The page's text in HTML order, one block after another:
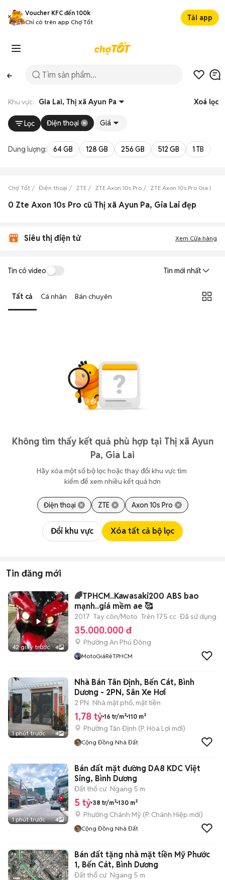
Voucher KFC đến 100k
Chỉ có trên app Chợ Tốt
Tải app
Khu vực: Gia Lai, Thị xã Ayun Pa Xoá lọc
Lọc Điện thoại Giá
Dung lượng: 64 GB 128 GB 256 GB 512 GB 1 TB
Chợ Tốt Điện thoại ZTE ZTE Axon 10s Pro ZTE Axon 10s Pro Gia Lai
0 Zte Axon 10s Pro cũ Thị xã Ayun Pa, Gia Lai đẹp
Siêu thị điện tử Xem Cửa hàng
Tin có video Tin mới nhất
Tất cả Cá nhân Bán chuyên
Không tìm thấy kết quả phù hợp tại Thị xã Ayun
Pa, Gia Lai
Hãy xóa một số bộ lọc hoặc thay đổi khu vực tìm
kiếm để xem nhiều kết quả hơn
Điện thoại ZTE Axon 10s Pro
Đổi khu vực Xóa tất cả bộ lọc
Tin đăng mới
42 giây trước 4
🌈TPHCM..Kawasaki200 ABS bao
mạnh..giá mềm ae 🥰
2017 Tay côn/Moto Trên 175 cc Đã sử dụng
35.000.000 đ
Phường An Phú Đông
MotoGiáRẻTPHCM
1 phút trước 4
Nhà Bán Tân Định, Bến Cát, Bình
Dương - 2PN, Sân Xe Hơi
2 PN Nhà mặt phố, mặt tiền
1,78 tỷ 16 tr/m² 110 m²
Phường Tân Định (P. Hòa Lợi mới)
Cộng Đồng Nhà Đất
1 phút trước 4
Bán đất mặt đường DA8 KDC Việt
Sing, Bình Dương
Đất thổ cư Ngang 5 m
5 tỷ 38 tr/m² 130 m²
Phường Chánh Mỹ (P. Chánh Hiệp mới)
Cộng Đồng Nhà Đất
Bán đất tặng nhà mặt tiền Mỹ Phước
1, Bến Cát, Bình Dương
Đất thổ cư Ngang 5 m